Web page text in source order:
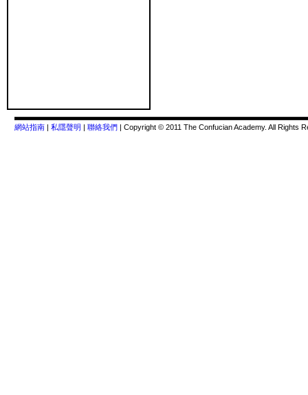
網站指南 | 私隱聲明 | 聯絡我們 | Copyright © 2011 The Confucian Academy. All Rights